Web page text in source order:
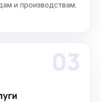
и производствам.
03